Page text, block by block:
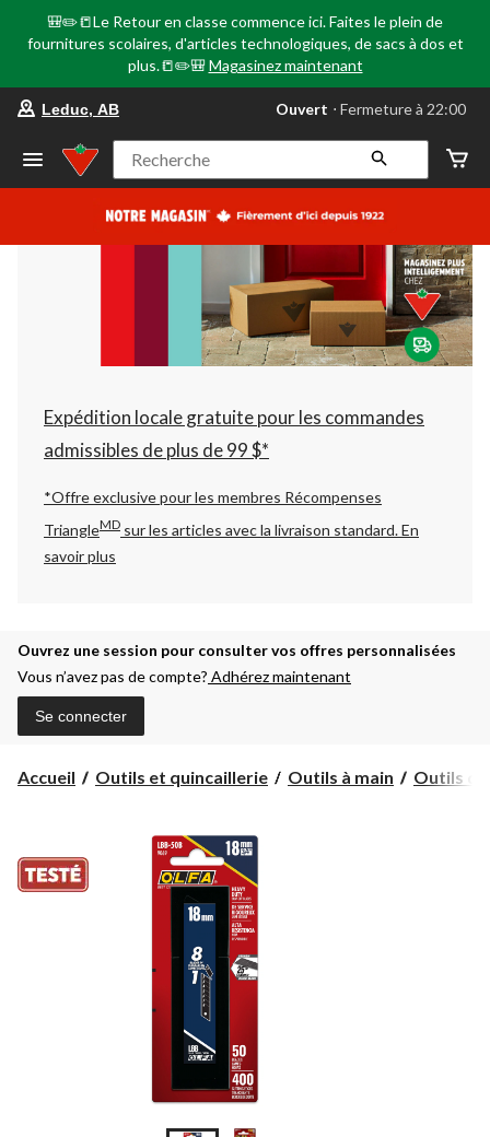
🎒✏️📒Le Retour en classe commence ici. Faites le plein de
fournitures scolaires, d'articles technologiques, de sacs à dos et
plus.📒✏️🎒 Magasinez maintenant
votre
préféré
Leduc,
AB,
courament
Fermeture
à
22:00
cliquer
pour
changer
Leduc, AB Ouvert ⋅ Fermeture à 22:00
Recherche
Expédition locale gratuite pour les commandes
admissibles de plus de 99 $*
*Offre exclusive pour les membres Récompenses
TriangleMD sur les articles avec la livraison standard.En
savoir plus
Ouvrez une session pour consulter vos offres personnalisées
Vous n’avez pas de compte? Adhérez maintenant
Se connecter
Accueil Outils et quincaillerie Outils à main Outils